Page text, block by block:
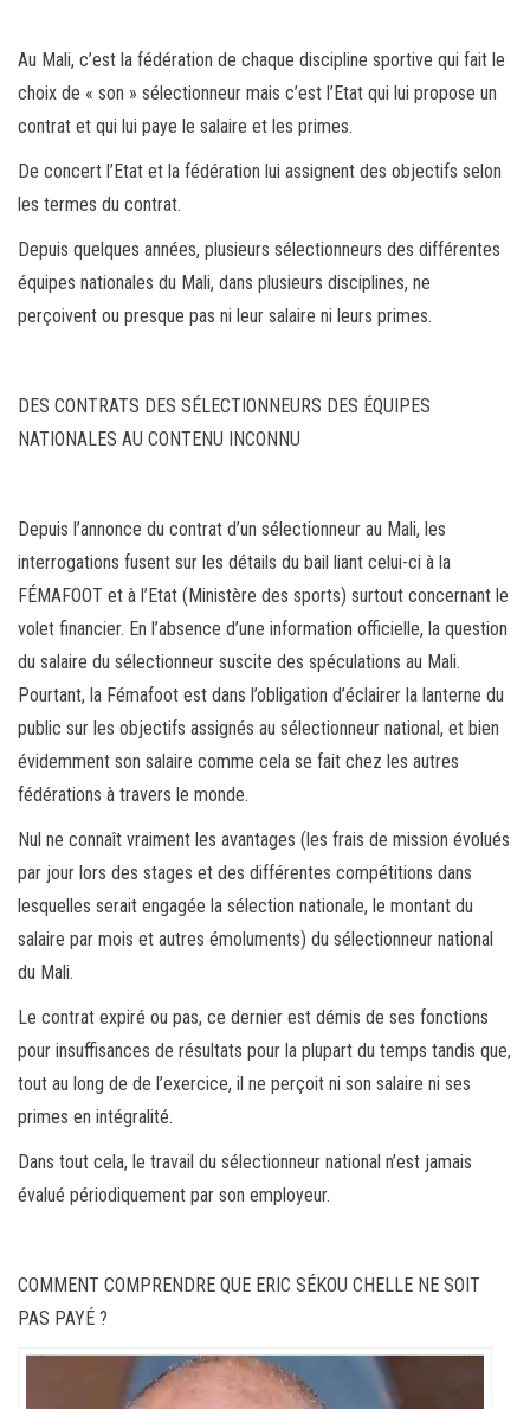
Au Mali, c’est la fédération de chaque discipline sportive qui fait le
choix de « son » sélectionneur mais c’est l’Etat qui lui propose un
contrat et qui lui paye le salaire et les primes.
De concert l’Etat et la fédération lui assignent des objectifs selon
les termes du contrat.
Depuis quelques années, plusieurs sélectionneurs des différentes
équipes nationales du Mali, dans plusieurs disciplines, ne
perçoivent ou presque pas ni leur salaire ni leurs primes.
DES CONTRATS DES SÉLECTIONNEURS DES ÉQUIPES
NATIONALES AU CONTENU INCONNU
Depuis l’annonce du contrat d’un sélectionneur au Mali, les
interrogations fusent sur les détails du bail liant celui-ci à la
FÉMAFOOT et à l’Etat (Ministère des sports) surtout concernant le
volet financier. En l’absence d’une information officielle, la question
du salaire du sélectionneur suscite des spéculations au Mali.
Pourtant, la Fémafoot est dans l’obligation d’éclairer la lanterne du
public sur les objectifs assignés au sélectionneur national, et bien
évidemment son salaire comme cela se fait chez les autres
fédérations à travers le monde.
Nul ne connaît vraiment les avantages (les frais de mission évolués
par jour lors des stages et des différentes compétitions dans
lesquelles serait engagée la sélection nationale, le montant du
salaire par mois et autres émoluments) du sélectionneur national
du Mali.
Le contrat expiré ou pas, ce dernier est démis de ses fonctions
pour insuffisances de résultats pour la plupart du temps tandis que,
tout au long de de l’exercice, il ne perçoit ni son salaire ni ses
primes en intégralité.
Dans tout cela, le travail du sélectionneur national n’est jamais
évalué périodiquement par son employeur.
COMMENT COMPRENDRE QUE ERIC SÉKOU CHELLE NE SOIT
PAS PAYÉ ?